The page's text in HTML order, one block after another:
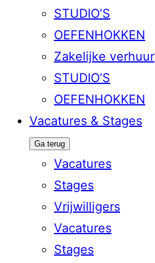
STUDIO’S
OEFENHOKKEN
Zakelijke verhuur
STUDIO’S
OEFENHOKKEN
Vacatures & Stages
Ga terug
Vacatures
Stages
Vrijwilligers
Vacatures
Stages